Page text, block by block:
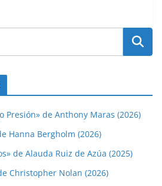
Presión» de Anthony Maras (2026)
Hanna Bergholm (2026)
de Alauda Ruiz de Azúa (2025)
Christopher Nolan (2026)